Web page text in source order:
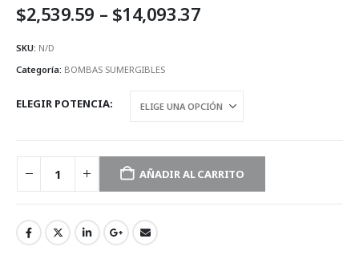
$2,539.59 – $14,093.37Price
SKU: N/D
Categoría: BOMBAS SUMERGIBLES
ELEGIR POTENCIA
AÑADIR AL CARRITO